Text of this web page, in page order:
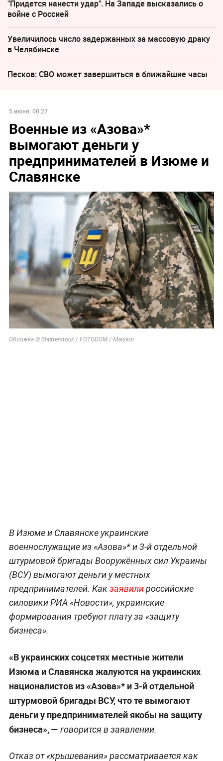
"Придется нанести удар". На Западе высказались о
войне с Россией
Увеличилось число задержанных за массовую драку
в Челябинске
Песков: СВО может завершиться в ближайшие часы
5 июня, 00:27
Военные из «Азова»*
вымогают деньги у
предпринимателей в Изюме и
Славянске
Обложка © Shutterstock / FOTODOM / Marykor
В Изюме и Славянске украинские
военнослужащие из «Азова»* и 3-й отдельной
штурмовой бригады Вооружённых сил Украины
(ВСУ) вымогают деньги у местных
предпринимателей. Какзаявилироссийские
силовики РИА «Новости», украинские
формирования требуют плату за «защиту
бизнеса».
«В украинских соцсетях местные жители
Изюма и Славянска жалуются на украинских
националистов из «Азова»* и 3-й отдельной
штурмовой бригады ВСУ, что те вымогают
деньги у предпринимателей якобы на защиту
бизнеса», — говорится в заявлении.
Отказ от «крышевания» рассматривается как